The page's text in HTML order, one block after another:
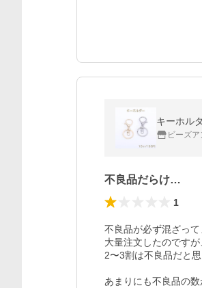
キーホル
ビーズ
不良品だらけ…
1
不良品が必ず混ざって
大量注文したのです
2〜3割は不良品だと
あまりにも不良品の